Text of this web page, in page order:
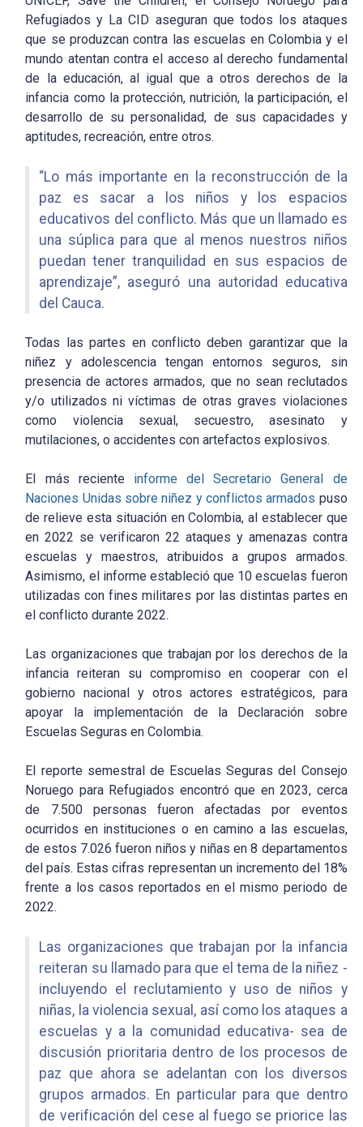
Refugiados y La CID aseguran que todos los ataques
que se produzcan contra las escuelas en Colombia y el
mundo atentan contra el acceso al derecho fundamental
de la educación, al igual que a otros derechos de la
infancia como la protección, nutrición, la participación, el
desarrollo de su personalidad, de sus capacidades y
aptitudes, recreación, entre otros.
“Lo más importante en la reconstrucción de la
paz es sacar a los niños y los espacios
educativos del conflicto. Más que un llamado es
una súplica para que al menos nuestros niños
puedan tener tranquilidad en sus espacios de
aprendizaje”, aseguró una autoridad educativa
del Cauca.
Todas las partes en conflicto deben garantizar que la
niñez y adolescencia tengan entornos seguros, sin
presencia de actores armados, que no sean reclutados
y/o utilizados ni víctimas de otras graves violaciones
como violencia sexual, secuestro, asesinato y
mutilaciones, o accidentes con artefactos explosivos.
El más reciente informe del Secretario General de
Naciones Unidas sobre niñez y conflictos armados puso
de relieve esta situación en Colombia, al establecer que
en 2022 se verificaron 22 ataques y amenazas contra
escuelas y maestros, atribuidos a grupos armados.
Asimismo, el informe estableció que 10 escuelas fueron
utilizadas con fines militares por las distintas partes en
el conflicto durante 2022.
Las organizaciones que trabajan por los derechos de la
infancia reiteran su compromiso en cooperar con el
gobierno nacional y otros actores estratégicos, para
apoyar la implementación de la Declaración sobre
Escuelas Seguras en Colombia.
El reporte semestral de Escuelas Seguras del Consejo
Noruego para Refugiados encontró que en 2023, cerca
de 7.500 personas fueron afectadas por eventos
ocurridos en instituciones o en camino a las escuelas,
de estos 7.026 fueron niños y niñas en 8 departamentos
del país. Estas cifras representan un incremento del 18%
frente a los casos reportados en el mismo periodo de
2022.
Las organizaciones que trabajan por la infancia
reiteran su llamado para que el tema de la niñez -
incluyendo el reclutamiento y uso de niños y
niñas, la violencia sexual, así como los ataques a
escuelas y a la comunidad educativa- sea de
discusión prioritaria dentro de los procesos de
paz que ahora se adelantan con los diversos
grupos armados. En particular para que dentro
de verificación del cese al fuego se priorice las